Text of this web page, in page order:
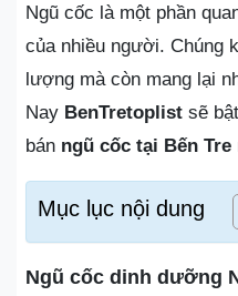
Ngũ cốc là một phần
của nhiều người. Chúng
lượng mà còn mang lại
Nay BenTretoplist sẽ
bán ngũ cốc tại Bến Tre
Mục lục nội dung
Ngũ cốc dinh dưỡng